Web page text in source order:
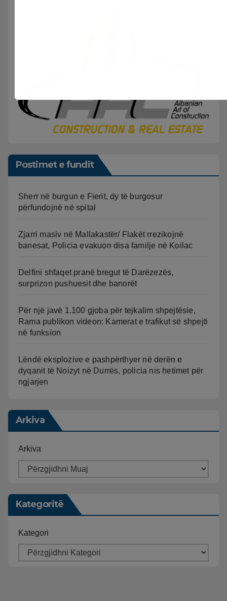
Postimet e fundit
Sherr në burgun e Fierit, dy të burgosur
përfundojnë në spital
Zjarri masiv në Mallakastër/ Flakët rrezikojnë
banesat, Policia evakuon disa familje në Koilac
Delfini shfaqet pranë bregut të Darëzezës,
surprizon pushuesit dhe banorët
Për një javë 1.100 gjoba për tejkalim shpejtësie,
Rama publikon videon: Kamerat e trafikut së shpejti
në funksion
Lëndë eksplozive e pashpërthyer në derën e
dyqanit të Noizyt në Durrës, policia nis hetimet për
ngjarjen
Arkiva
Arkiva
Kategoritë
Kategori